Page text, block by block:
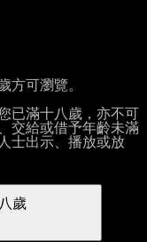
方可瀏覽。
已滿十八歲，亦不可
交給或借予年齡未滿
士出示、播放或放
歲